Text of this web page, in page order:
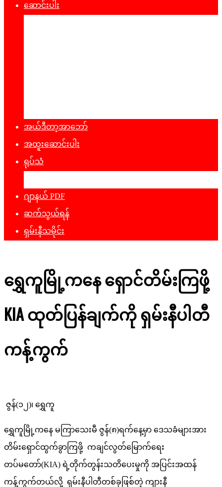
ဆောင်းပါး
အယ်ဒီတာ့အာဘော်
အထူးဆောင်းပါး
ရုပ်သံ
ဂျာနယ် PDF
ဆက်သွယ်ရန်
ရှမ်းနီသမိုင်း
ရွှေကူမြို့ကနေ ရှောင်တိမ်းကြဖို့
KIA ထုတ်ပြန်ချက်ကို ရှမ်းနီပါတီ
ကန့်ကွက်
ဇွန်(၁၂)၊ ရွှေကူ
ရွှေကူမြို့ကနေ မကြာသေးမီ ဇွန်(၈)ရက်နေ့မှာ ဒေသခံများအား
တိမ်းရှောင်ထွက်ခွာကြဖို့ ကချင်လွတ်မြောက်ရေး
တပ်မတော်(KIA) ရဲ့တိုက်တွန်းသတိပေးမှုကို အပြင်းအထန်
ကန့်ကွက်တယ်လို့ ရှမ်းနီပါတီတစ်ခုဖြစ်တဲ့ ကျားနီ